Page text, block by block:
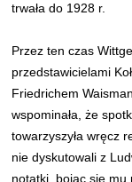
trwała do 1928 r.
Przez ten czas
przedstawicielami
Friedrichem
wspominała, że
towarzyszyła wręcz
nie dyskutowali z
notatki, bojąc się mu